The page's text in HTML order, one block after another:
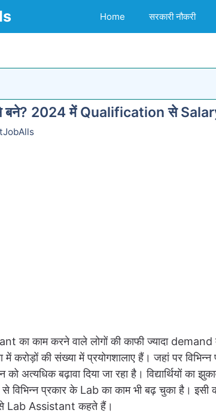
Home सरकारी नौकरी
2024 में Qualification से Salary
काम करने वाले लोगों की काफी ज्यादा demand
की संख्या में प्रयोगशालाए हैं। जहां पर विभिन्न
अत्यधिक बढ़ावा दिया जा रहा है। विद्यार्थियों का
विभिन्न प्रकार के Lab का काम भी बढ़ चुका है।
Lab Assistant कहते हैं।